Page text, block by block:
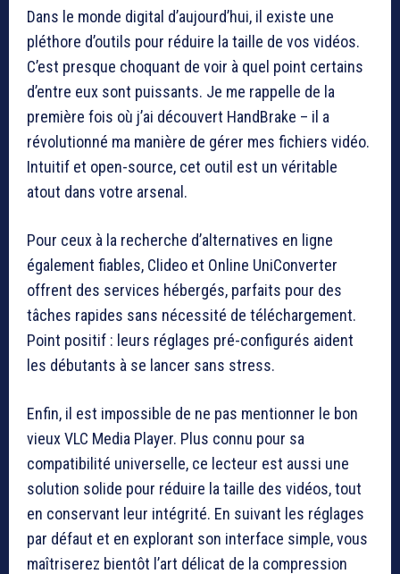
Dans le monde digital d’aujourd’hui, il existe une
pléthore d’outils pour réduire la taille de vos vidéos.
C’est presque choquant de voir à quel point certains
d’entre eux sont puissants. Je me rappelle de la
première fois où j’ai découvert HandBrake – il a
révolutionné ma manière de gérer mes fichiers vidéo.
Intuitif et open-source, cet outil est un véritable
atout dans votre arsenal.
Pour ceux à la recherche d’alternatives en ligne
également fiables, Clideo et Online UniConverter
offrent des services hébergés, parfaits pour des
tâches rapides sans nécessité de téléchargement.
Point positif : leurs réglages pré-configurés aident
les débutants à se lancer sans stress.
Enfin, il est impossible de ne pas mentionner le bon
vieux VLC Media Player. Plus connu pour sa
compatibilité universelle, ce lecteur est aussi une
solution solide pour réduire la taille des vidéos, tout
en conservant leur intégrité. En suivant les réglages
par défaut et en explorant son interface simple, vous
maîtriserez bientôt l’art délicat de la compression